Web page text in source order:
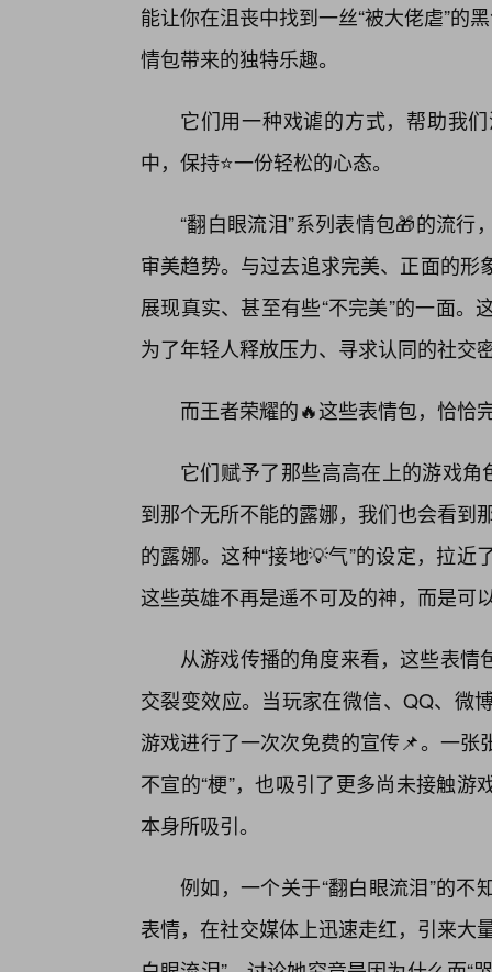
能让你在沮丧中找到一丝“被大佬虐”的
情包带来的独特乐趣。
它们用一种戏谑的方式，帮助我
中，保持⭐一份轻松的心态。
“翻白眼流泪”系列表情包🎁的流
审美趋势。与过去追求完美、正面的
展现真实、甚至有些“不完美”的一面。
为了年轻人释放压力、寻求认同的社交
而王者荣耀的🔥这些表情包，恰恰
它们赋予了那些高高在上的游戏角
到那个无所不能的露娜，我们也会看到
的露娜。这种“接地💡气”的设定，拉
这些英雄不再是遥不可及的神，而是可
从游戏传播的角度来看，这些表
交裂变效应。当玩家在微信、QQ、微
游戏进行了一次次免费的宣传📌。一
不宣的“梗”，也吸引了更多尚未接触
本身所吸引。
例如，一个关于“翻白眼流泪”的
表情，在社交媒体上迅速走红，引来大